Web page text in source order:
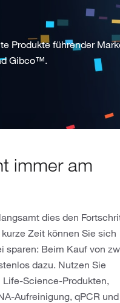
Produkte führender
Gibco™.
immer am
dies den
Zeit können Sie sich
sparen: Beim Kauf von
dazu. Nutzen Sie
Science-Produkten,
Aufreinigung, qPCR und